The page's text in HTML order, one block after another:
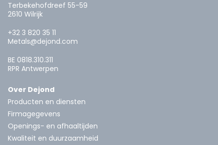
Terbekehofdreef 55-59
2610 Wilrijk
+32 3 820 35 11
Metals@dejond.com
BE 0818.310.311
RPR Antwerpen
Over Dejond
Producten en diensten
Firmagegevens
Openings- en afhaaltijden
Kwaliteit en duurzaamheid